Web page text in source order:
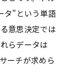
タ”という単語
意思決定では
らデータは
ーチが求めら